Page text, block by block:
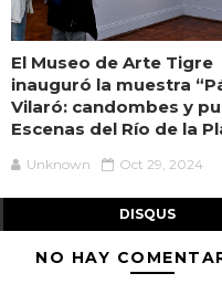
El Museo de Arte Tigre
inauguró la muestra
Vilaró: candombes y
Escenas del Río de la
Unknown Oct 29, 2024
DISQUS
NO HAY